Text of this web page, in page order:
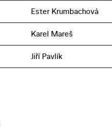
Ester Krumbachová
Karel Mareš
Jiří Pavlík